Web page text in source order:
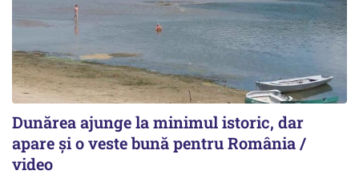
Dunărea ajunge la minimul istoric, dar
apare și o veste bună pentru România /
video